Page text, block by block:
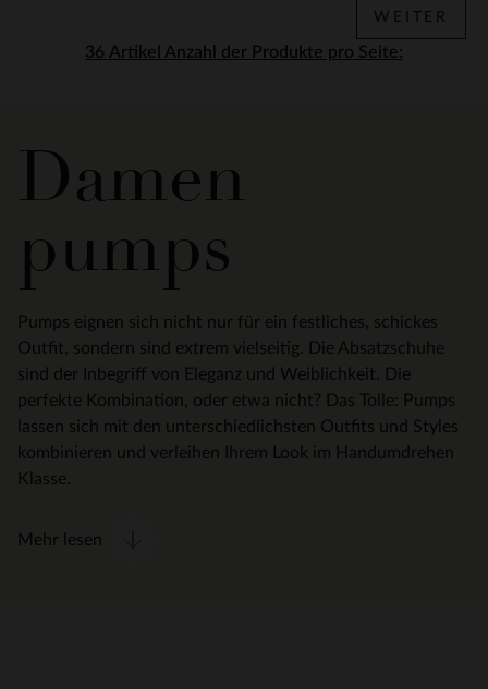
Anzahl der Produkte pro Seite:
WEITER
Damen
pumps
Pumps eignen sich nicht nur für ein festliches, schickes
Outfit, sondern sind extrem vielseitig. Die Absatzschuhe
sind der Inbegriff von Eleganz und Weiblichkeit. Die
perfekte Kombination, oder etwa nicht? Das Tolle: Pumps
lassen sich mit den unterschiedlichsten Outfits und Styles
kombinieren und verleihen Ihrem Look im Handumdrehen
Klasse.
Mehr lesen